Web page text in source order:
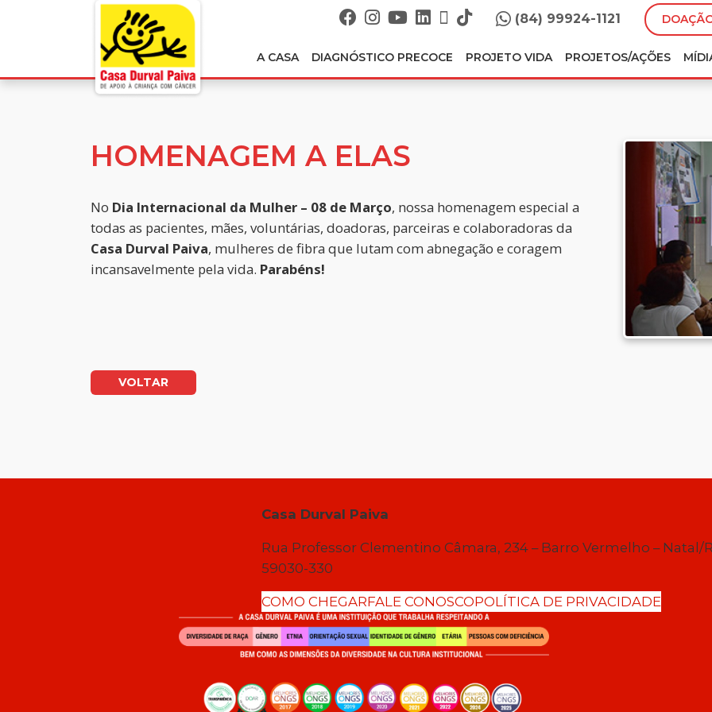
(84) 99924-1121
A CASA DIAGNÓSTICO PRECOCE PROJETO VIDA PROJETOS/AÇÕES
HOMENAGEM A ELAS
No Dia Internacional da Mulher – 08 de Março, nossa homenagem especial a
todas as pacientes, mães, voluntárias, doadoras, parceiras e colaboradoras da
Casa Durval Paiva, mulheres de fibra que lutam com abnegação e coragem
incansavelmente pela vida. Parabéns!
VOLTAR
Casa Durval Paiva
Rua Professor Clementino Câmara, 234 – Barro Vermelho – Natal/
59030-330
COMO CHEGARFALE CONOSCOPOLÍTICA DE PRIVACIDADE